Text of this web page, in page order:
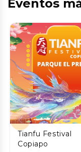
Eventos
Tianfu Festival
Copiapo